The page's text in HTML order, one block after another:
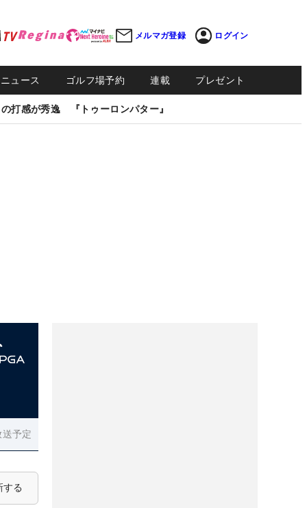
メルマガ登録 ログイン
ュース ゴルフ場予約 連載 プレゼント
打感が秀逸 『トゥーロンパター』
予定
する